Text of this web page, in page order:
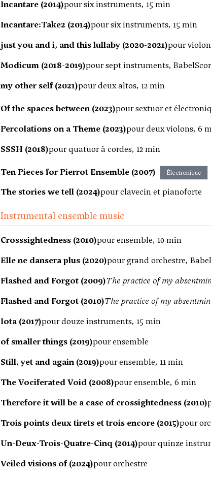
Incantare (2014)pour six instruments, 15 min
Incantare:Take2 (2014)pour six instruments, 15 min
just you and i, and this lullaby (2020-2021)pour
Modicum (2018-2019)pour sept instruments,
my other self (2021)pour deux altos, 12 min
Of the spaces between (2023)pour sextuor et
Percolations on a Theme (2023)pour deux violons, 6
SSSH (2018)pour quatuor à cordes, 12 min
Ten Pieces for Pierrot Ensemble (2007) Électronique
The stories we tell (2024)pour clavecin et pianoforte
Instrumental ensemble music
Crosssightedness (2010)pour ensemble, 10 min
Elle ne dansera plus (2020)pour grand orchestre,
Flashed and Forgot (2009)The practice of my
Flashed and Forgot (2010)The practice of my
Iota (2017)pour douze instruments, 15 min
of smaller things (2019)pour ensemble
Still, yet and again (2019)pour ensemble, 11 min
The Vociferated Void (2008)pour ensemble, 6 min
Therefore it will be a case of crossightedness (2010)
Trois points deux tirets et trois encore (2015)pour
Un-Deux-Trois-Quatre-Cinq (2014)pour quinze
Veiled visions of (2024)pour orchestre